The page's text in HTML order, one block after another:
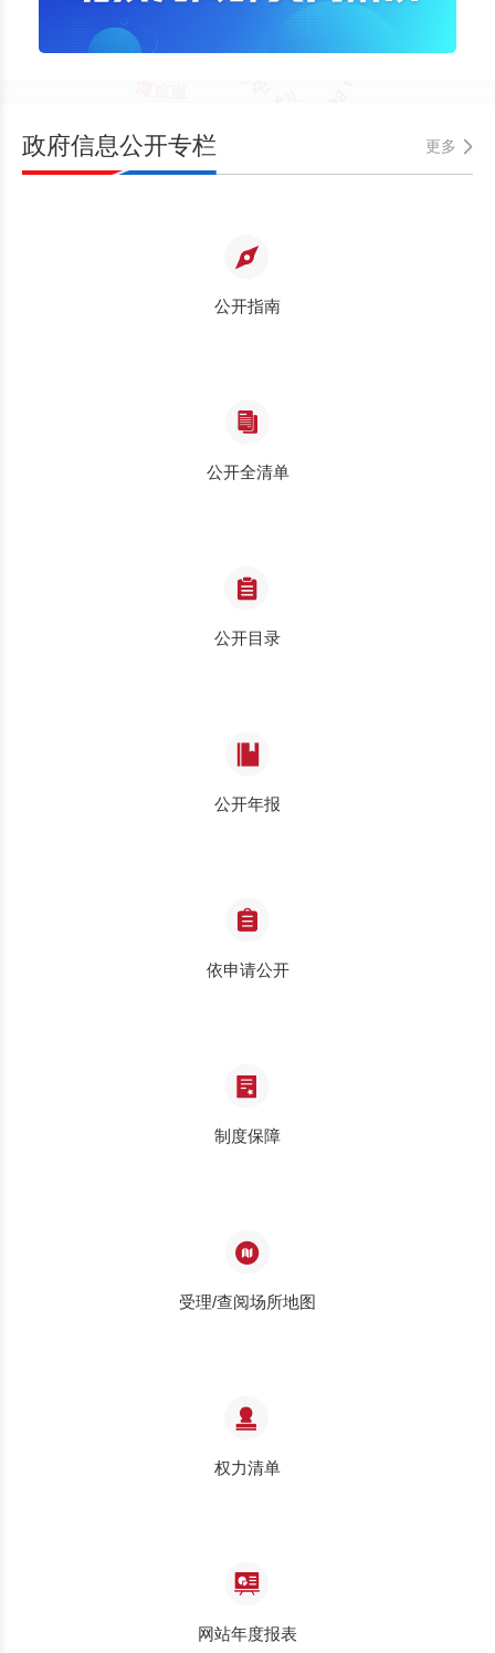
更多
政府信息公开专栏
公开指南
公开全清单
公开目录
公开年报
依申请公开
制度保障
受理/查阅场所地图
权力清单
网站年度报表